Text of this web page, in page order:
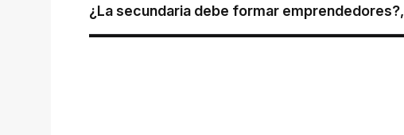
¿La secundaria debe formar emprendedores?,